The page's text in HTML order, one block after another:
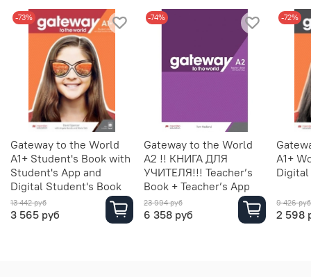
-73%
Gateway to the World
A1+ Student's Book with
Student's App and
Digital Student's Book
13 442 руб
3 565 руб
-74%
Gateway to the World
A2 !! КНИГА ДЛЯ
УЧИТЕЛЯ!!! Teacher’s
Book + Teacher’s App
23 994 руб
6 358 руб
-72%
A1+
9 426 руб
2 598